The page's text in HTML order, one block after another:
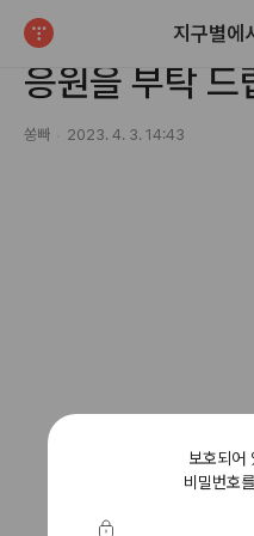
지구별에
지구별 가족의 글
응원을 부탁
쏭빠 2023. 4. 3. 14:43
보호되어
비밀번호